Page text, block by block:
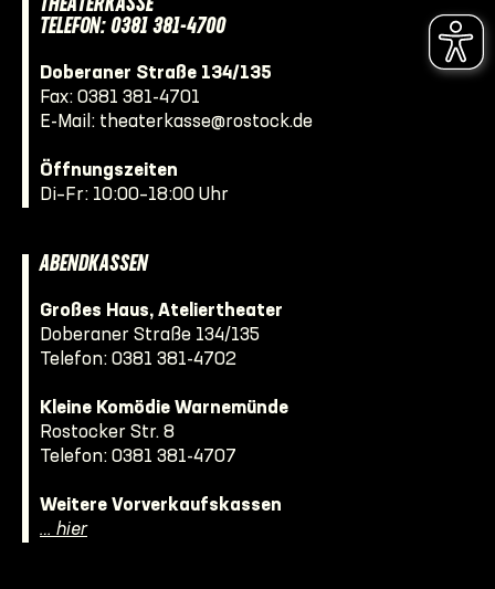
THEATERKASSE
TELEFON: 0381 381-4700
Doberaner Straße 134/135
Fax: 0381 381-4701
E-Mail: theaterkasse@rostock.de
Öffnungszeiten
Di–Fr: 10:00–18:00 Uhr
ABENDKASSEN
Großes Haus, Ateliertheater
Doberaner Straße 134/135
Telefon: 0381 381-4702
Kleine Komödie Warnemünde
Rostocker Str. 8
Telefon: 0381 381-4707
Weitere Vorverkaufskassen
… hier